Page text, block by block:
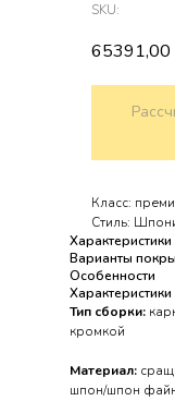
SKU:
65391,00
Класс:
Стиль:
Характеристики
Варианты
Особенности
Характеристики
Тип сборки:
кромкой
Материал:
шпон/шпон